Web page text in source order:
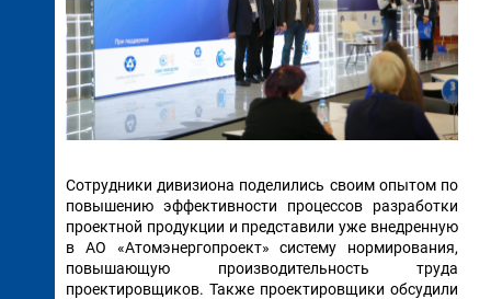
Сотрудники дивизиона поделились своим опытом по
повышению эффективности процессов разработки
проектной продукции и представили уже внедренную
в АО «Атомэнергопроект» систему нормирования,
повышающую производительность труда
проектировщиков. Также проектировщики обсудили